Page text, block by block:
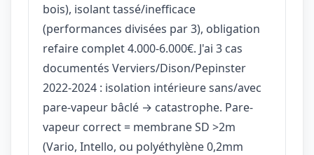
bois), isolant tassé/inefficace
(performances divisées par 3), obligation
refaire complet 4.000-6.000€. J'ai 3 cas
documentés Verviers/Dison/Pepinster
2022-2024 : isolation intérieure sans/avec
pare-vapeur bâclé → catastrophe. Pare-
vapeur correct = membrane SD >2m
(Vario, Intello, ou polyéthylène 0,2mm